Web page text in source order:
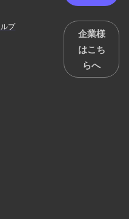
プ
企業様
はこち
らへ